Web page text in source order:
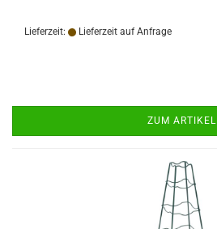
Lieferzeit: Lieferzeit auf Anfrage
ZUM ARTIKEL